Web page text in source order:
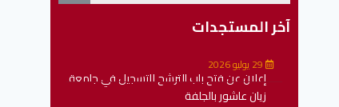
آخر المستجدات
إعلان عن فتح باب الترشح للتسجيل في جامعة
زيان عاشور بالجلفة